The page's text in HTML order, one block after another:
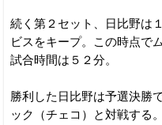
続く第２セット、日比野は
ビスをキープ。この時点で
試合時間は５２分。
勝利した日比野は予選決勝
ック（チェコ）と対戦する